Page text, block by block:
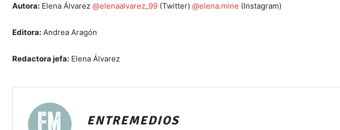
Autora: Elena Álvarez @elenaalvarez_99 (Twitter) @elena.mine (Instagram)
Editora: Andrea Aragón
Redactora jefa: Elena Álvarez
ENTREMEDIOS